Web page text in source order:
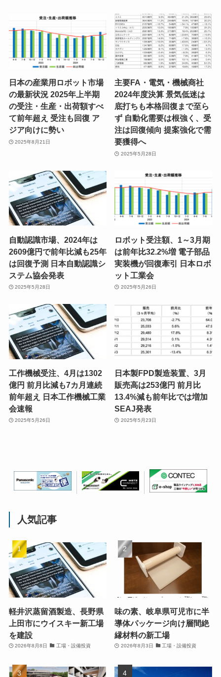
日本の産業用ロボット市場
の最新状況 2025年上半期
の受注・生産・出荷額すべ
て前年超え 受注も回復 ア
ジア向けに勢い
2025年8月21日
主要FA・電気・機械商社
2024年度決算 景気低迷は
底打ちも本格回復まで至ら
ず 自動化需要は根強く、受
注は回復傾向 提案強化で需
要獲得へ
2025年5月28日
自動認識市場、2024年は
2609億円で前年比減も25年
は回復予測 日本自動認識シ
ステム協会発表
2025年5月28日
ロボット受注額、1～3月期
は前年比32.2%増 電子部品
実装機が回復牽引 日本ロボ
ット工業会
2025年5月26日
工作機械受注、4月は1302
億円 前月比減も7カ月連続
前年超え 日本工作機械工業
会速報
2025年5月26日
日本製FPD製造装置、3月
販売高は253億円 前月比
13.4%減も前年比では増加
SEAJ発表
2025年5月23日
人気記事
軽井沢蒸留酒製造、長野県
上田市にウイスキー新工場
を建設
2026年8月8日 工場・設備投資
味の素、岐阜県可児市に半
導体パッケージ向け層間絶
縁材料の新工場
2026年8月3日 工場・設備投資